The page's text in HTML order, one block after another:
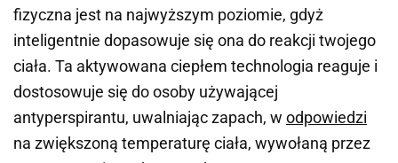
fizyczna jest na najwyższym poziomie, gdyż
inteligentnie dopasowuje się ona do reakcji twojego
ciała. Ta aktywowana ciepłem technologia reaguje i
dostosowuje się do osoby używającej
antyperspirantu, uwalniając zapach, w odpowiedzi
na zwiększoną temperaturę ciała, wywołaną przez